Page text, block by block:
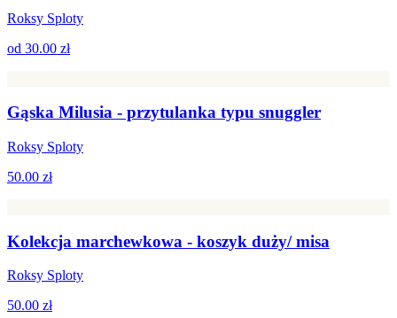
Roksy Sploty
od 30.00 zł
Gąska Milusia - przytulanka typu snuggler
Roksy Sploty
50.00 zł
Kolekcja marchewkowa - koszyk duży/ misa
Roksy Sploty
50.00 zł